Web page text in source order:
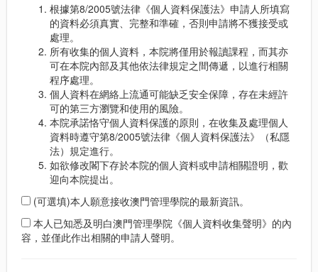
根據第8/2005號法律《個人資料保護法》申請人所填寫
的資料必須真實、完整和準確，否則申請將不獲接受或
處理。
所有收集的個人資料，本院將僅用於報讀課程，而其亦
可在本院內部及其他依法律規定之間傳遞，以進行相關
程序處理。
個人資料在網絡上流通可能缺乏安全保障，存在未經許
可的第三方瀏覽和使用的風險。
本院承諾恪守個人資料保護的原則，在收集及處理個人
資料時遵守第8/2005號法律《個人資料保護法》（私隱
法）規定進行。
如欲修改閣下存於本院的個人資料或申請相關證明，歡
迎向本院提出。
(可選填)本人願意接收澳門管理學院的最新資訊。
本人已知悉及明白澳門管理學院《個人資料收集聲明》的內
容，並僅此作出相關的申請人聲明。